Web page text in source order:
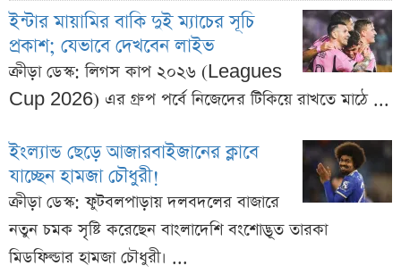
ইন্টার মায়ামির বাকি দুই ম্যাচের সূচি
প্রকাশ; যেভাবে দেখবেন লাইভ
ক্রীড়া ডেস্ক: লিগস কাপ ২০২৬ (Leagues
Cup 2026) এর গ্রুপ পর্বে নিজেদের টিকিয়ে রাখতে মাঠে ...
ইংল্যান্ড ছেড়ে আজারবাইজানের ক্লাবে
যাচ্ছেন হামজা চৌধুরী!
ক্রীড়া ডেস্ক: ফুটবলপাড়ায় দলবদলের বাজারে
নতুন চমক সৃষ্টি করেছেন বাংলাদেশি বংশোদ্ভূত তারকা
মিডফিল্ডার হামজা চৌধুরী। ...